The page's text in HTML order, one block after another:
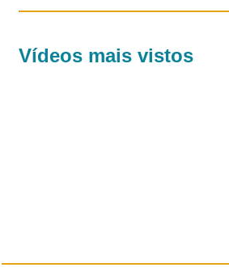
Vídeos mais vistos